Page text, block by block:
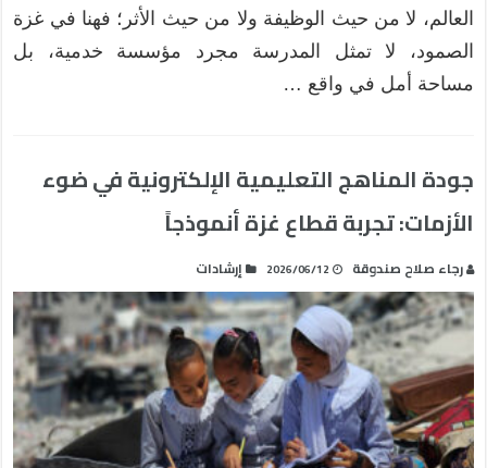
العالم، لا من حيث الوظيفة ولا من حيث الأثر؛ فهنا في غزة
الصمود، لا تمثل المدرسة مجرد مؤسسة خدمية، بل
مساحة أمل في واقع …
جودة المناهج التعليمية الإلكترونية في ضوء
الأزمات: تجربة قطاع غزة أنموذجاً
رجاء صلاح صندوقة 2026/06/12 إرشادات